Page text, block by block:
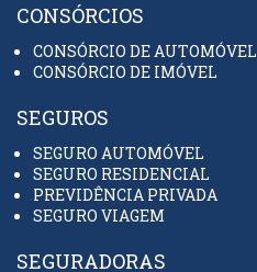
CONSÓRCIOS
CONSÓRCIO DE AUTOMÓVEL
CONSÓRCIO DE IMÓVEL
SEGUROS
SEGURO AUTOMÓVEL
SEGURO RESIDENCIAL
PREVIDÊNCIA PRIVADA
SEGURO VIAGEM
SEGURADORAS